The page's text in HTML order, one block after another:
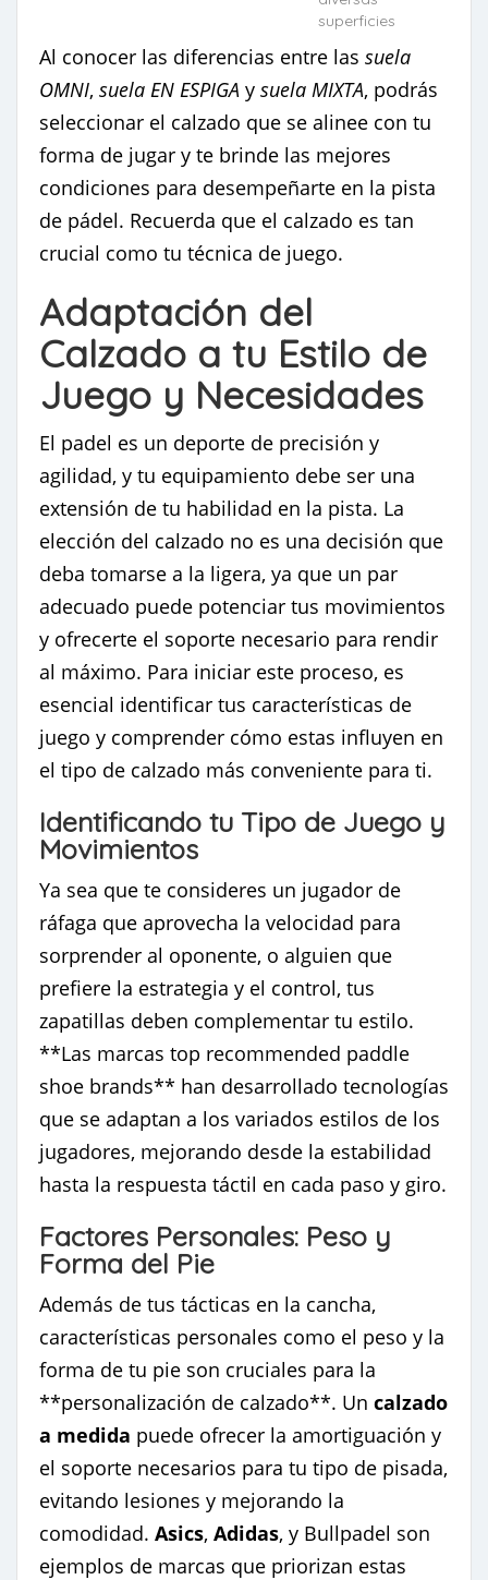
superficies
Al conocer las diferencias entre las suela
OMNI, suela EN ESPIGA y suela MIXTA, podrás
seleccionar el calzado que se alinee con tu
forma de jugar y te brinde las mejores
condiciones para desempeñarte en la pista
de pádel. Recuerda que el calzado es tan
crucial como tu técnica de juego.
Adaptación del
Calzado a tu Estilo de
Juego y Necesidades
El padel es un deporte de precisión y
agilidad, y tu equipamiento debe ser una
extensión de tu habilidad en la pista. La
elección del calzado no es una decisión que
deba tomarse a la ligera, ya que un par
adecuado puede potenciar tus movimientos
y ofrecerte el soporte necesario para rendir
al máximo. Para iniciar este proceso, es
esencial identificar tus características de
juego y comprender cómo estas influyen en
el tipo de calzado más conveniente para ti.
Identificando tu Tipo de Juego y
Movimientos
Ya sea que te consideres un jugador de
ráfaga que aprovecha la velocidad para
sorprender al oponente, o alguien que
prefiere la estrategia y el control, tus
zapatillas deben complementar tu estilo.
**Las marcas top recommended paddle
shoe brands** han desarrollado tecnologías
que se adaptan a los variados estilos de los
jugadores, mejorando desde la estabilidad
hasta la respuesta táctil en cada paso y giro.
Factores Personales: Peso y
Forma del Pie
Además de tus tácticas en la cancha,
características personales como el peso y la
forma de tu pie son cruciales para la
**personalización de calzado**. Un calzado
a medida puede ofrecer la amortiguación y
el soporte necesarios para tu tipo de pisada,
evitando lesiones y mejorando la
comodidad. Asics, Adidas, y Bullpadel son
ejemplos de marcas que priorizan estas